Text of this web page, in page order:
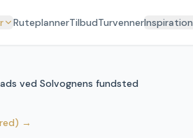
RuteplannerTilbudTurvennerInspiration
ved Solvognens fundsted
→